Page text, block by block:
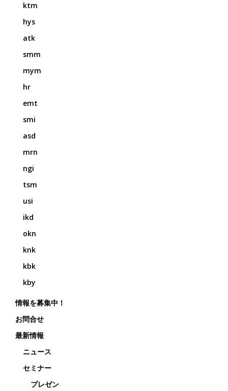
ktm
hys
atk
smm
mym
hr
emt
smi
asd
mrn
ngi
tsm
usi
ikd
okn
knk
kbk
kby
情報を募集中！
お問合せ
最新情報
ニュース
セミナー
プレゼン